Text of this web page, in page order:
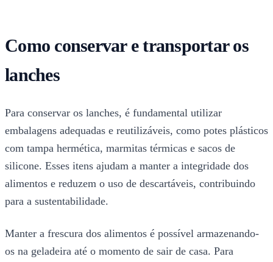
Como conservar e transportar os
lanches
Para conservar os lanches, é fundamental utilizar
embalagens adequadas e reutilizáveis, como potes plásticos
com tampa hermética, marmitas térmicas e sacos de
silicone. Esses itens ajudam a manter a integridade dos
alimentos e reduzem o uso de descartáveis, contribuindo
para a sustentabilidade.
Manter a frescura dos alimentos é possível armazenando-
os na geladeira até o momento de sair de casa. Para